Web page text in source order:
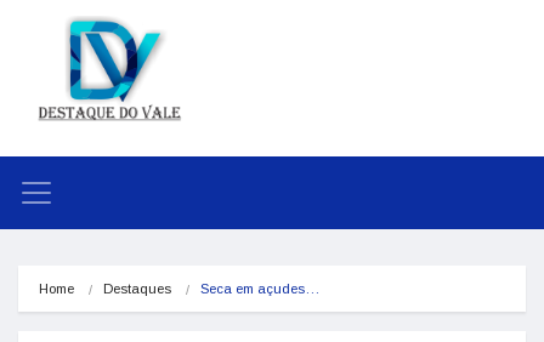
Home Destaques Seca em açudes…